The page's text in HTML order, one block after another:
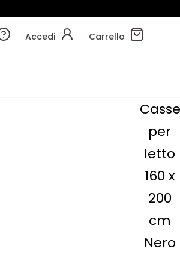
Accedi Carrello
per
letto
160 x
200
cm
Nero